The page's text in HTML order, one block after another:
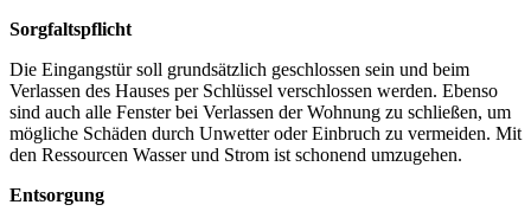
Sorgfaltspflicht
Die Eingangstür soll grundsätzlich geschlossen sein und beim
Verlassen des Hauses per Schlüssel verschlossen werden. Ebenso
sind auch alle Fenster bei Verlassen der Wohnung zu schließen, um
mögliche Schäden durch Unwetter oder Einbruch zu vermeiden. Mit
den Ressourcen Wasser und Strom ist schonend umzugehen.
Entsorgung